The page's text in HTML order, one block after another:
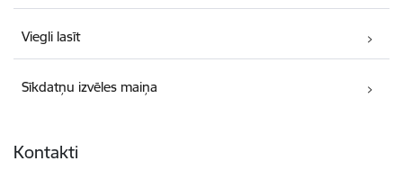
Viegli lasīt
Sīkdatņu izvēles maiņa
Kontakti